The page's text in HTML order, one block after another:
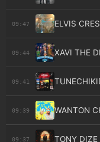
09:47 ELVIS
09:44 XAVI THE
09:41
09:39 WANTON
09:37 TONY